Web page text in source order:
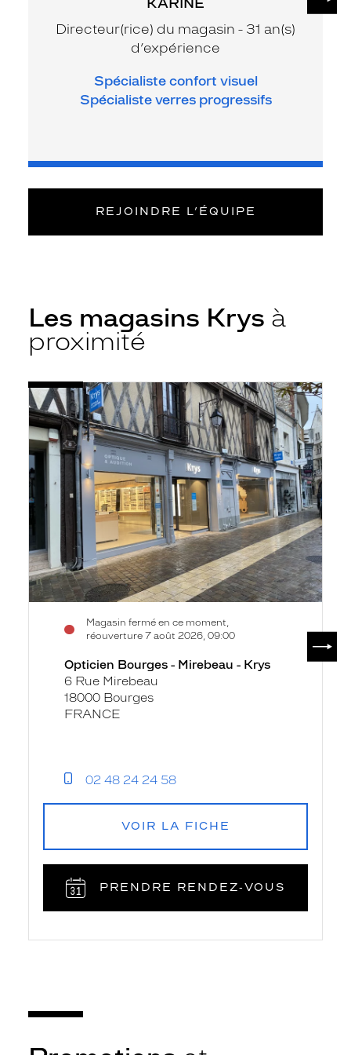
Directeur(rice) du magasin - 31 an(s)
d’expérience
Spécialiste confort visuel
Spécialiste verres progressifs
REJOINDRE L’ÉQUIPE
Les magasins Krys à
proximité
Opticien
Bourges
-
Mirebeau
-
Krys
Magasin fermé en ce moment,
réouverture 7 août 2026, 09:00
Voir
la
fiche
Opticien Bourges - Mirebeau - Krys
6 Rue Mirebeau
18000 Bourges
FRANCE
02 48 24 24 58
VOIR LA FICHE
PRENDRE RENDEZ‑VOUS